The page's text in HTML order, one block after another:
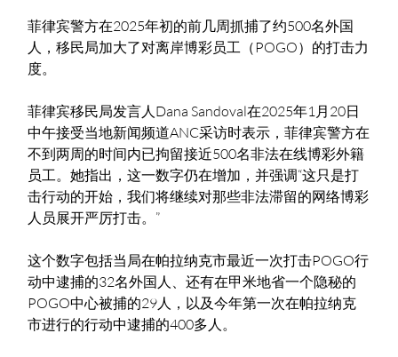
菲律宾警方在2025年初的前几周抓捕了约500名外国
人，移民局加大了对离岸博彩员工（POGO）的打击力
度。
菲律宾移民局发言人Dana Sandoval在2025年1月20日
中午接受当地新闻频道ANC采访时表示，菲律宾警方在
不到两周的时间内已拘留接近500名非法在线博彩外籍
员工。她指出，这一数字仍在增加，并强调“这只是打
击行动的开始，我们将继续对那些非法滞留的网络博彩
人员展开严厉打击。”
这个数字包括当局在帕拉纳克市最近一次打击POGO行
动中逮捕的32名外国人、还有在甲米地省一个隐秘的
POGO中心被捕的29人，以及今年第一次在帕拉纳克
市进行的行动中逮捕的400多人。